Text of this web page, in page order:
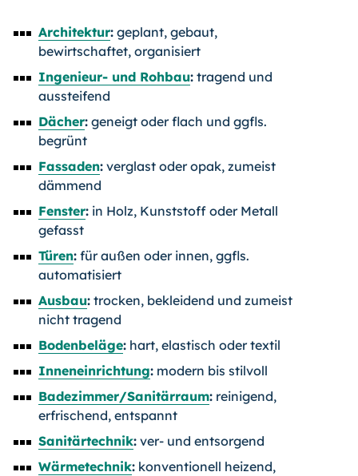
Architektur: geplant, gebaut,
bewirtschaftet, organisiert
Ingenieur- und Rohbau: tragend und
aussteifend
Dächer: geneigt oder flach und ggfls.
begrünt
Fassaden: verglast oder opak, zumeist
dämmend
Fenster: in Holz, Kunststoff oder Metall
gefasst
Türen: für außen oder innen, ggfls.
automatisiert
Ausbau: trocken, bekleidend und zumeist
nicht tragend
Bodenbeläge: hart, elastisch oder textil
Inneneinrichtung: modern bis stilvoll
Badezimmer/Sanitärraum: reinigend,
erfrischend, entspannt
Sanitärtechnik: ver- und entsorgend
Wärmetechnik: konventionell heizend,